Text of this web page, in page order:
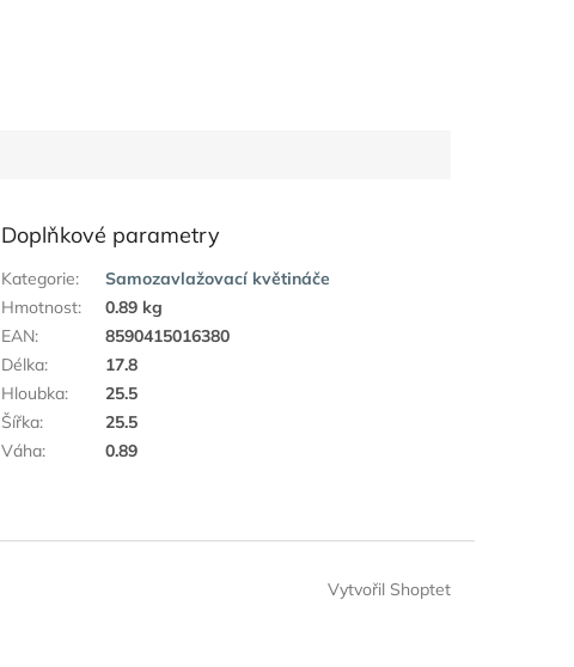
Doplňkové parametry
Kategorie:
Samozavlažovací květináče
Hmotnost:
0.89 kg
EAN:
8590415016380
Délka:
17.8
Hloubka:
25.5
Šířka:
25.5
Váha: 0.89
Vytvořil Shoptet